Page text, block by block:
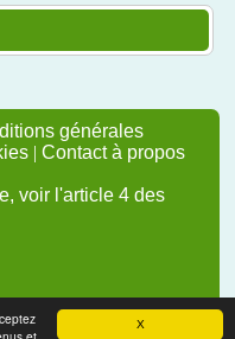
X
générales
| Contact à propos
voir l'article 4 des